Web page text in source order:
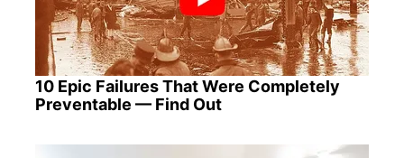
10 Epic Failures That Were Completely
Preventable — Find Out